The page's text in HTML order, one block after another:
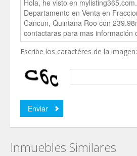
Escribe los caractéres de la imagen:
Inmuebles Similares